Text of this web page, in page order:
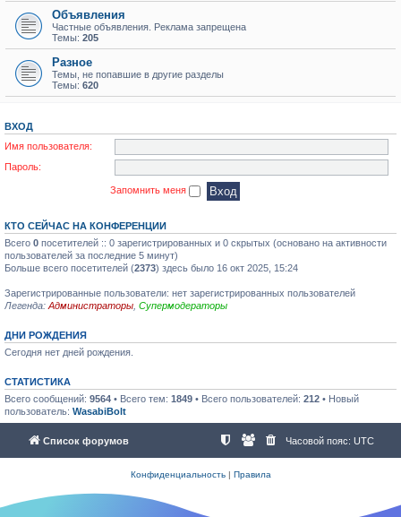
Объявления
Частные объявления. Реклама запрещена
Темы: 205
Разное
Темы, не попавшие в другие разделы
Темы: 620
ВХОД
Имя пользователя:
Пароль:
Запомнить меня
КТО СЕЙЧАС НА КОНФЕРЕНЦИИ
Всего 0 посетителей :: 0 зарегистрированных и 0 скрытых (основано на активности
пользователей за последние 5 минут)
Больше всего посетителей (2373) здесь было 16 окт 2025, 15:24
Зарегистрированные пользователи: нет зарегистрированных пользователей
Легенда: Администраторы Супермодераторы
ДНИ РОЖДЕНИЯ
Сегодня нет дней рождения.
СТАТИСТИКА
Всего сообщений: 9564 • Всего тем: 1849 • Всего пользователей: 212 • Новый
пользователь: WasabiBolt
Список форумов Часовой пояс: UTC
Конфиденциальность| Правила